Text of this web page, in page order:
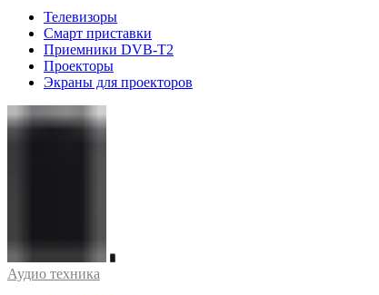
Телевизоры
Смарт приставки
Приемники DVB-T2
Проекторы
Экраны для проекторов
Аудио техника